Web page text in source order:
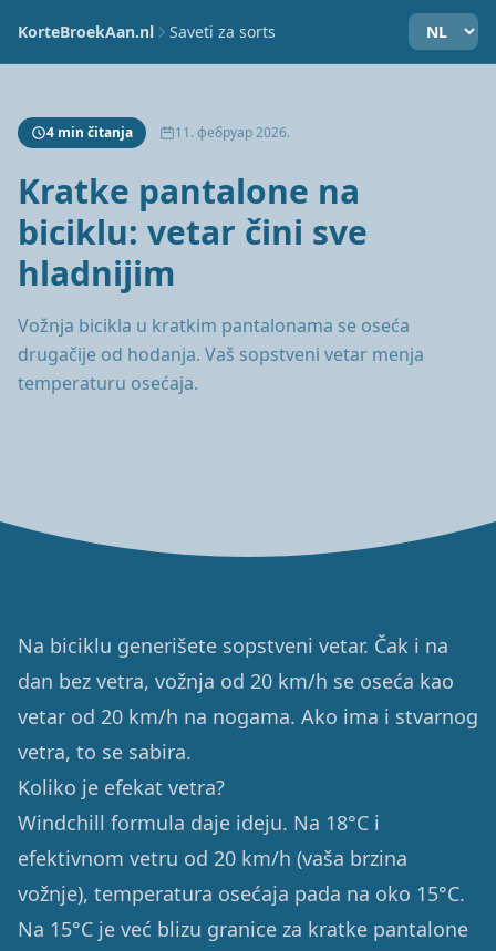
KorteBroekAan.nl Saveti za sorts
4 min čitanja 11. фебруар 2026.
Kratke pantalone na
biciklu: vetar čini sve
hladnijim
Vožnja bicikla u kratkim pantalonama se osećа
drugačije od hodanja. Vaš sopstveni vetar menja
temperaturu osećaja.
Na biciklu generišete sopstveni vetar. Čak i na
dan bez vetra, vožnja od 20 km/h se osećа kao
vetar od 20 km/h na nogama. Ako ima i stvarnog
vetra, to se sabira.
Koliko je efekat vetra?
Windchill formula daje ideju. Na 18°C i
efektivnom vetru od 20 km/h (vaša brzina
vožnje), temperatura osećaja pada na oko 15°C.
Na 15°C je već blizu granice za kratke pantalone